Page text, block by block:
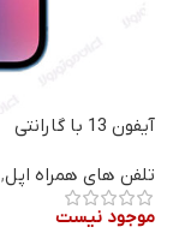
آیفون 13 با گارانتی
تلفن های همراه اپل,
موجود نیست